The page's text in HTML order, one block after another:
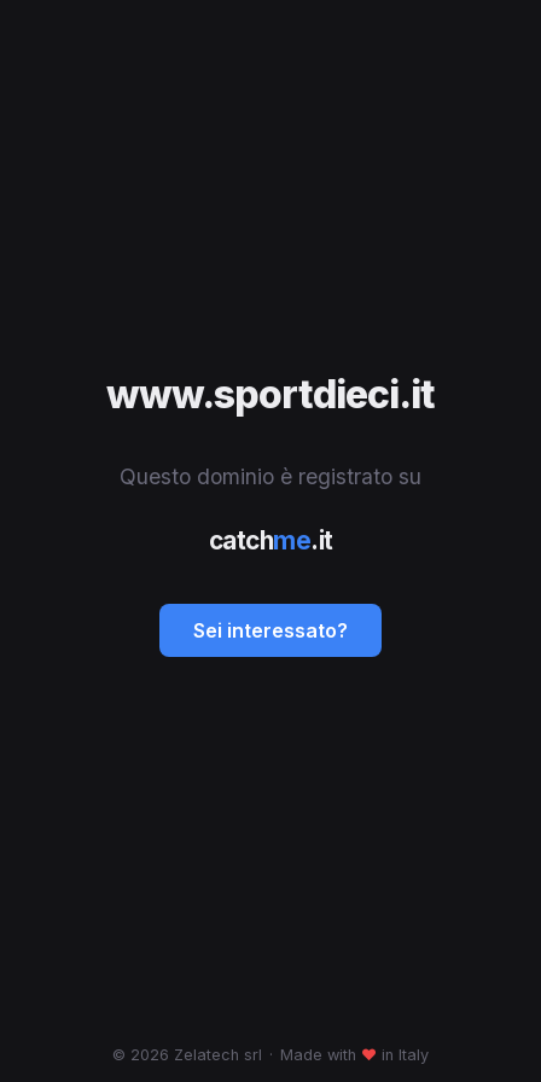
www.sportdieci.it
Questo dominio è registrato su
catchme.it
Sei interessato?
© 2026 Zelatech srl · Made with ♥ in Italy